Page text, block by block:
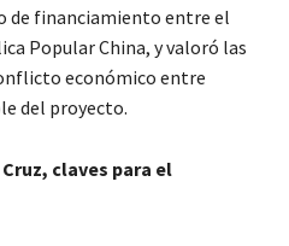
de financiamiento entre el
Popular China, y valoró las
económico entre
del proyecto.
claves para el